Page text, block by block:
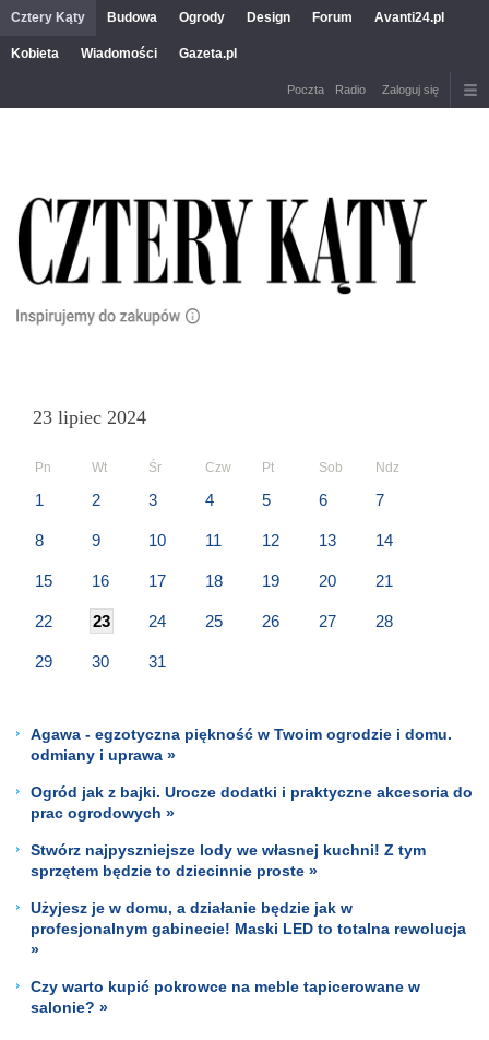
Cztery Kąty Budowa Ogrody Design Forum Avanti24.pl
Kobieta Wiadomości Gazeta.pl
Poczta Radio Zaloguj się
23 lipiec 2024
Pn Wt Śr Czw Pt Sob Ndz
1 2 3 4 5 6 7
8 9 10 11 12 13 14
15 16 17 18 19 20 21
22 23 24 25 26 27 28
29 30 31
Agawa - egzotyczna piękność w Twoim ogrodzie i domu.
odmiany i uprawa »
Ogród jak z bajki. Urocze dodatki i praktyczne akcesoria do
prac ogrodowych »
Stwórz najpyszniejsze lody we własnej kuchni! Z tym
sprzętem będzie to dziecinnie proste »
Użyjesz je w domu, a działanie będzie jak w
profesjonalnym gabinecie! Maski LED to totalna rewolucja
»
Czy warto kupić pokrowce na meble tapicerowane w
salonie? »